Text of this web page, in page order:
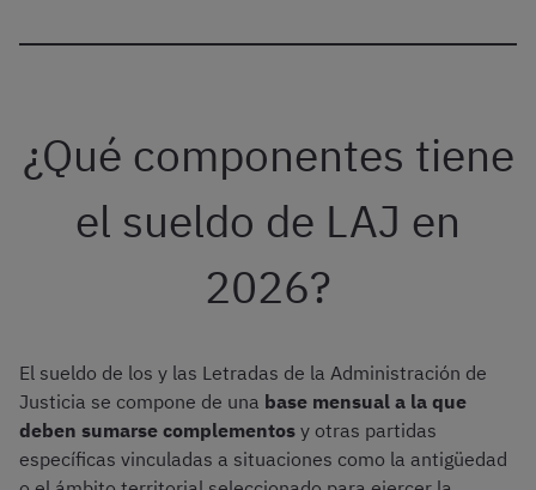
¿Qué componentes tiene
el sueldo de LAJ en
2026?
El sueldo de los y las Letradas de la Administración de
Justicia se compone de una base mensual a la que
deben sumarse complementos y otras partidas
específicas vinculadas a situaciones como la antigüedad